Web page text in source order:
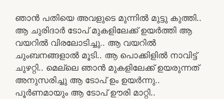
ഞാൻ പതിയെ അവളുടെ മുന്നിൽ മുട്ടു കുത്തി..
ആ ചുരിദാർ ടോപ് മുകളിലേക്ക് ഉയർത്തി ആ
വയറിൽ വിരലോടിച്ചു.. ആ വയറിൽ
ചുംബനങ്ങളാൽ മൂടി.. ആ പൊക്കിളിൽ നാവിട്ട്
ചുഴറ്റി.. മെല്ലെ ഞാൻ മുകളിലേക്ക് ഉയരുന്നത്
അനുസരിച്ചു ആ ടോപ് ഉം ഉയർന്നു..
പൂർണമായും ആ ടോപ് ഊരി മാറ്റി..